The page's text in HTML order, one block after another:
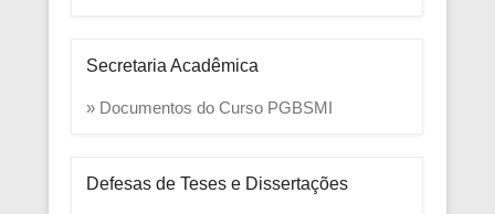
Secretaria Acadêmica
» Documentos do Curso PGBSMI
Defesas de Teses e Dissertações